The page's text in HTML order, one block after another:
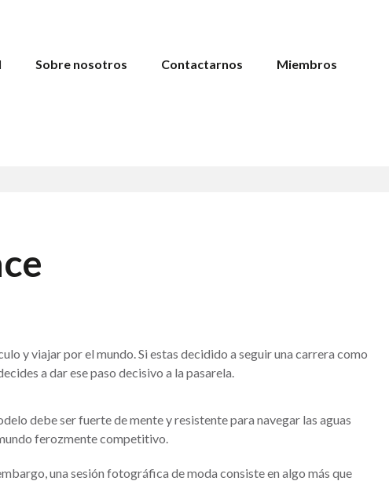
Sobre nosotros Contactarnos Miembros
y viajar por el mundo. Si estas decidido a seguir una carrera como
a dar ese paso decisivo a la pasarela.
debe ser fuerte de mente y resistente para navegar las aguas
ferozmente competitivo.
una sesión fotográfica de moda consiste en algo más que